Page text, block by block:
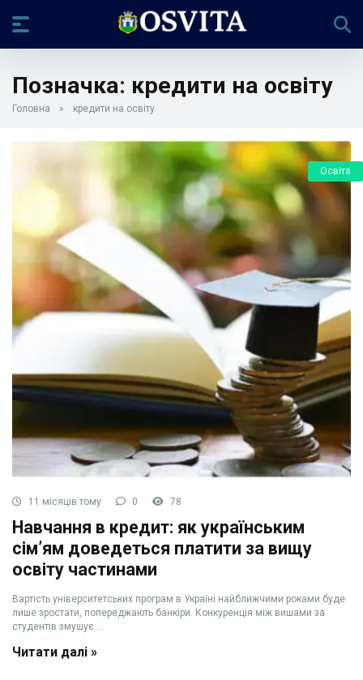
Позначка: кредити на освіту
Головна » кредити на освіту
Освіта
11 місяців тому 0 78
Навчання в кредит: як українським
сім’ям доведеться платити за вищу
освіту частинами
Вартість університетських програм в Україні найближчими роками буде
лише зростати, попереджають банкіри. Конкуренція між вишами за
студентів змушує ...
Читати далі »